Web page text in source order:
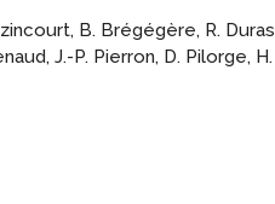
B. Brégégère, R.
J.-P. Pierron, D. Pilorge,